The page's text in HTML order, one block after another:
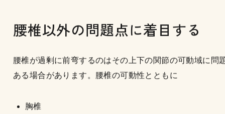
腰椎以外の問題点に着目する
腰椎が過剰に前弯するのはその上下の関節の可動域に問
ある場合があります。腰椎の可動性とともに
胸椎